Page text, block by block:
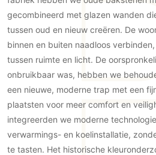
Interieurbouw
Trappen
Keuken
Keukens
Keukenapparatuur
Keukenbladen
Keukenaccessoires
Keukenkranen
Buitenshutters
Overig
Autolift
3D visualisaties
Gevel
Gevelbekleding
Gevelstenen
Vloer
Buitenvloeren
Houten buitenvloeren
Natuursteen en keramiek
buitenvloeren
Vlonders
Zonwering
Zonwering buiten
Buitenkijken
Bijgebouw / Poolhouse
Villa
Zwembad
Zakelijk
gecombineerd met glazen wanden
tussen oud en nieuw creëren. De
binnen en buiten naadloos
tussen ruimte en licht. De
onbruikbaar was, hebben we
een nieuwe, moderne trap met een
plaatsten voor meer comfort en
integreerden we moderne
verwarmings- en koelinstallatie,
te tasten. Het historische